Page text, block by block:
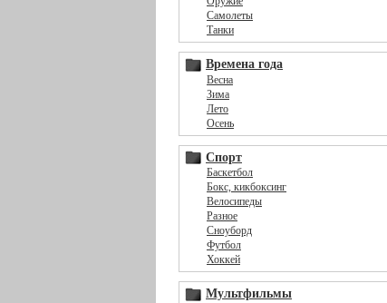
Самолеты
Танки
Времена года
Весна
Зима
Лето
Осень
Спорт
Баскетбол
Бокс, кикбоксинг
Велосипеды
Разное
Сноуборд
Футбол
Хоккей
Мультфильмы